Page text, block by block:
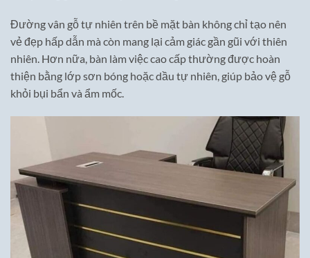
Đường vân gỗ tự nhiên trên bề mặt bàn không chỉ tạo nên
vẻ đẹp hấp dẫn mà còn mang lại cảm giác gần gũi với thiên
nhiên. Hơn nữa, bàn làm việc cao cấp thường được hoàn
thiện bằng lớp sơn bóng hoặc dầu tự nhiên, giúp bảo vệ gỗ
khỏi bụi bẩn và ẩm mốc.